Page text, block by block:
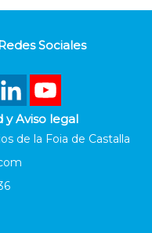
Sociales
y Aviso legal
de la Foia de Castalla